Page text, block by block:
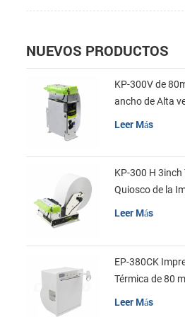
NUEVOS PRODUCTOS
KP-300V de
ancho de Alta
la Impresora
Leer Más
KP-300 H 3inch
Quiosco de la
Módulo de
Leer Más
EP-380CK
Térmica de 80
Leer Más